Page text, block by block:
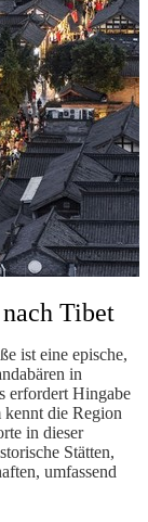
Tibet
ist eine epische,
in
erfordert Hingabe
kennt die Region
in dieser
Stätten,
umfassend